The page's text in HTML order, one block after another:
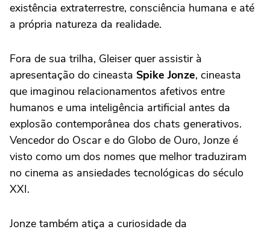
existência extraterrestre, consciência humana e até
a própria natureza da realidade.
Fora de sua trilha, Gleiser quer assistir à
apresentação do cineasta Spike Jonze, cineasta
que imaginou relacionamentos afetivos entre
humanos e uma inteligência artificial antes da
explosão contemporânea dos chats generativos.
Vencedor do Oscar e do Globo de Ouro, Jonze é
visto como um dos nomes que melhor traduziram
no cinema as ansiedades tecnológicas do século
XXI.
Jonze também atiça a curiosidade da